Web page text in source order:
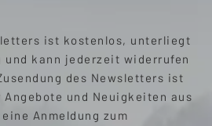
ist kostenlos, unterliegt
kann jederzeit widerrufen
des Newsletters ist
und Neuigkeiten aus
Anmeldung zum